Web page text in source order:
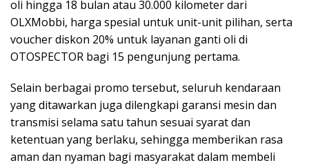
oli hingga 18 bulan atau 30.000 kilometer dari
OLXMobbi, harga spesial untuk unit-unit pilihan, serta
voucher diskon 20% untuk layanan ganti oli di
OTOSPECTOR bagi 15 pengunjung pertama.
Selain berbagai promo tersebut, seluruh kendaraan
yang ditawarkan juga dilengkapi garansi mesin dan
transmisi selama satu tahun sesuai syarat dan
ketentuan yang berlaku, sehingga memberikan rasa
aman dan nyaman bagi masyarakat dalam membeli